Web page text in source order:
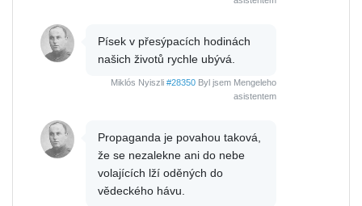
Písek v přesýpacích hodinách
našich životů rychle ubývá.
Miklós Nyiszli #28350 Byl jsem Mengeleho
asistentem
Propaganda je povahou taková,
že se nezalekne ani do nebe
volajících lží oděných do
vědeckého hávu.